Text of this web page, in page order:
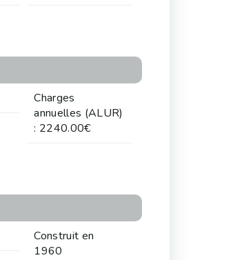
Charges
annuelles (ALUR)
: 2240.00€
Construit en
1960